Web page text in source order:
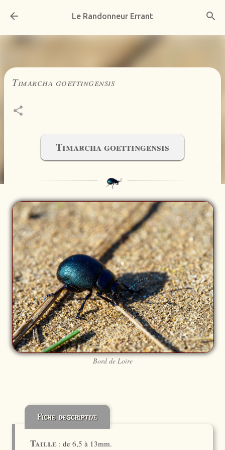
Accéder au contenu principal
Le Randonneur Errant
Timarcha goettingensis
Timarcha goettingensis
Bord de Loire
Fiche descriptive
Taille : de 6,5 à 13mm.